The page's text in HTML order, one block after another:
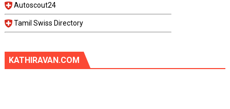
Autoscout24
Tamil Swiss Directory
KATHIRAVAN.COM